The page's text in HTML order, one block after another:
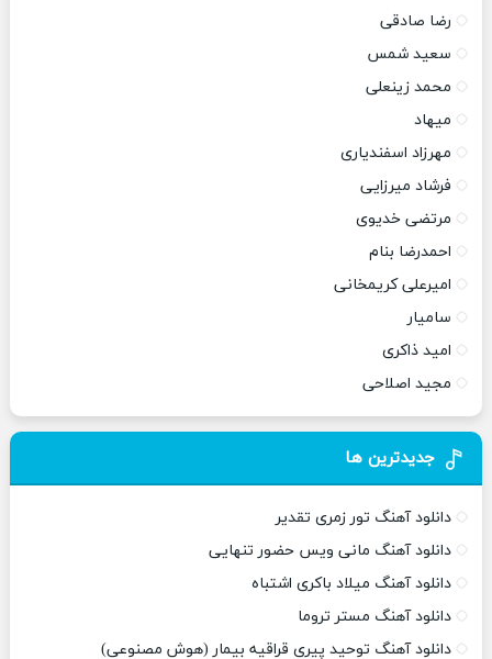
رضا صادقی
سعید شمس
محمد زینعلی
میهاد
مهرزاد اسفندیاری
فرشاد میرزایی
مرتضی خدیوی
احمدرضا بنام
امیرعلی کریمخانی
سامیار
امید ذاکری
مجید اصلاحی
جدیدترین ها
دانلود آهنگ تور زمری تقدیر
دانلود آهنگ مانی ویس حضور تنهایی
دانلود آهنگ میلاد باکری اشتباه
دانلود آهنگ مستر تروما
دانلود آهنگ توحید پیری قراقیه بیمار (هوش مصنوعی)